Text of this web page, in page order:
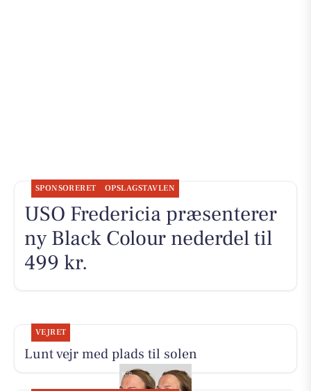
SPONSORERET OPSLAGSTAVLEN
USO Fredericia præsenterer
ny Black Colour nederdel til
499 kr.
VEJRET
Lunt vejr med plads til solen